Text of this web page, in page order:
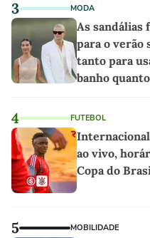
3 MODA
As sandálias
para o verão
tanto para
banho
4 FUTEBOL
ao vivo,
Copa do
5 MOBILIDADE